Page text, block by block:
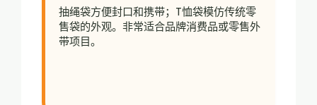
抽绳袋方便封口和携带；T恤袋模仿传统零
售袋的外观。非常适合品牌消费品或零售外
带项目。